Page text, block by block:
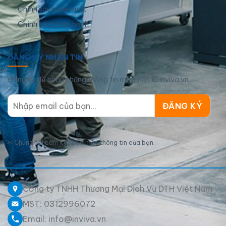
Chính sách bảo mật
Chính sách bảo hành
ĐĂNG KÝ NHẬN TIN
Đăng ký để nhận những thông tin mới nhất từ inviva.vn
✉ Chúng tôi cam kết bảo mật thông tin của bạn.
Công ty TNHH Thương Mại Dịch Vụ DTH Việt Nam
MST: 0312996072
Email: info@inviva.vn